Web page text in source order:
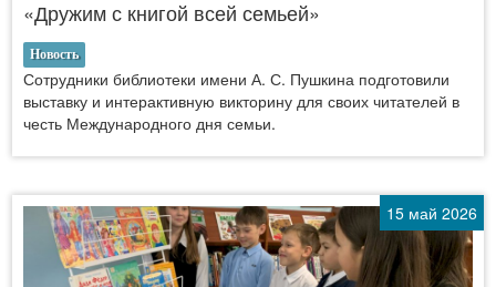
«Дружим с книгой всей семьей»
Новость
Сотрудники библиотеки имени А. С. Пушкина подготовили
выставку и интерактивную викторину для своих читателей в
честь Международного дня семьи.
15 май 2026